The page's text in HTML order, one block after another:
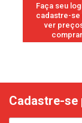
Faça seu
cadastre-se
ver
comprar
Cadastre-se